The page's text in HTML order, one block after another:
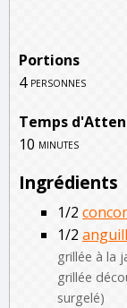
Portions
4 personnes
Temps
10 minutes
Ingrédients
1/2
1/2
grillée à la
grillée
surgelé)